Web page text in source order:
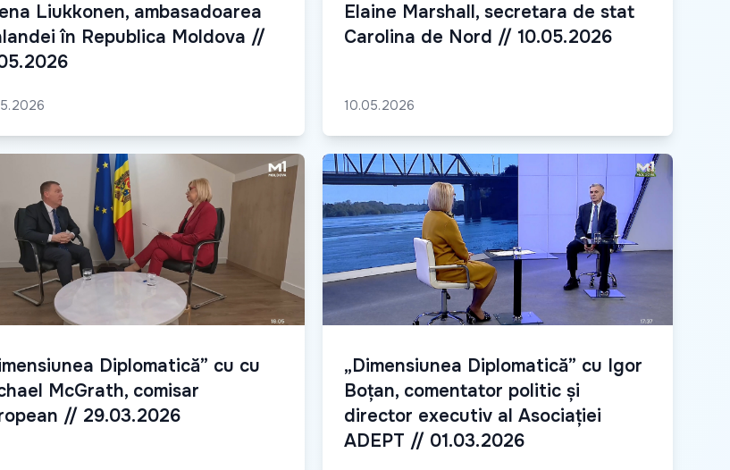
Liukkonen, ambasadoarea
în Republica Moldova //
Elaine Marshall, secretara de stat
Carolina de Nord // 10.05.2026
10.05.2026
Diplomatică” cu cu
McGrath, comisar
// 29.03.2026
„Dimensiunea Diplomatică” cu Igor
Boțan, comentator politic și
director executiv al Asociației
ADEPT // 01.03.2026